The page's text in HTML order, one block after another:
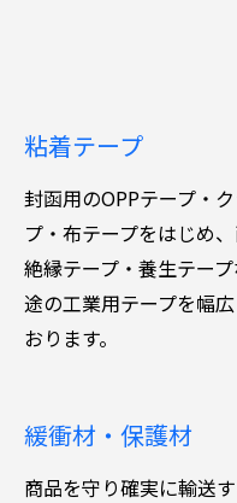
粘着テープ
封函用のOPPテープ・
プ・布テープをはじめ
絶縁テープ・養生テー
途の工業用テープを幅
おります。
緩衝材・保護材
商品を守り確実に輸送